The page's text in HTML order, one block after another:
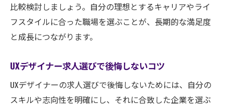
比較検討しましょう。自分の理想とするキャリアやライ
フスタイルに合った職場を選ぶことが、長期的な満足度
と成長につながります。
UXデザイナー求人選びで後悔しないコツ
UXデザイナーの求人選びで後悔しないためには、自分の
スキルや志向性を明確にし、それに合致した企業を選ぶ